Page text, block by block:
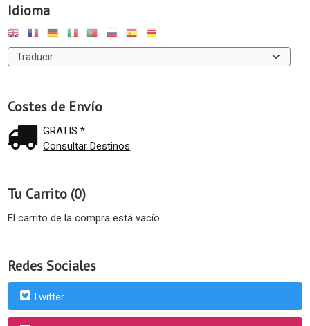
Idioma
Costes de Envío
GRATIS *
Consultar Destinos
Tu Carrito (0)
El carrito de la compra está vacío
Redes Sociales
Twitter